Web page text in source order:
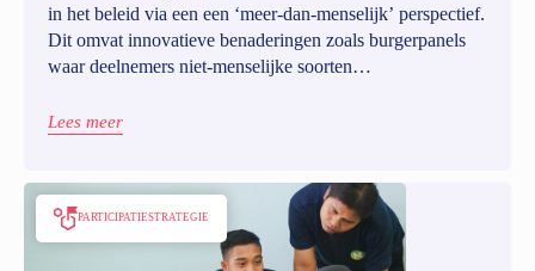
in het beleid via een een ‘meer-dan-menselijk’ perspectief.
Dit omvat innovatieve benaderingen zoals burgerpanels
waar deelnemers niet-menselijke soorten
verzamelen over de toekomstige behoeften van dieren, en
machtsverhoudingen in de besluitvorming te verschuiven
en duurzamere democratieën te creëren die al het leven op
aarde kunnen beschermen.
Lees meer
PARTICIPATIESTRATEGIE